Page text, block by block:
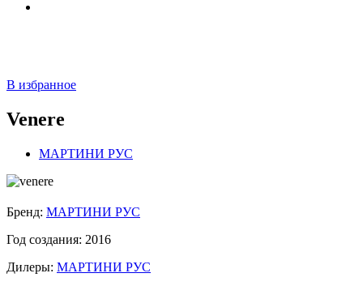
В избранное
Venere
МАРТИНИ РУС
Бренд: МАРТИНИ РУС
Год создания: 2016
Дилеры: МАРТИНИ РУС